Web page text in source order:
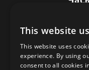
с
This website
This website uses
experience. By using
consent to all cookies